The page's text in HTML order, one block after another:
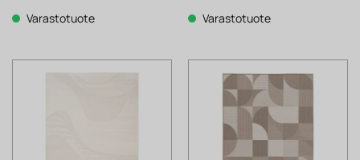
Varastotuote Varastotuote